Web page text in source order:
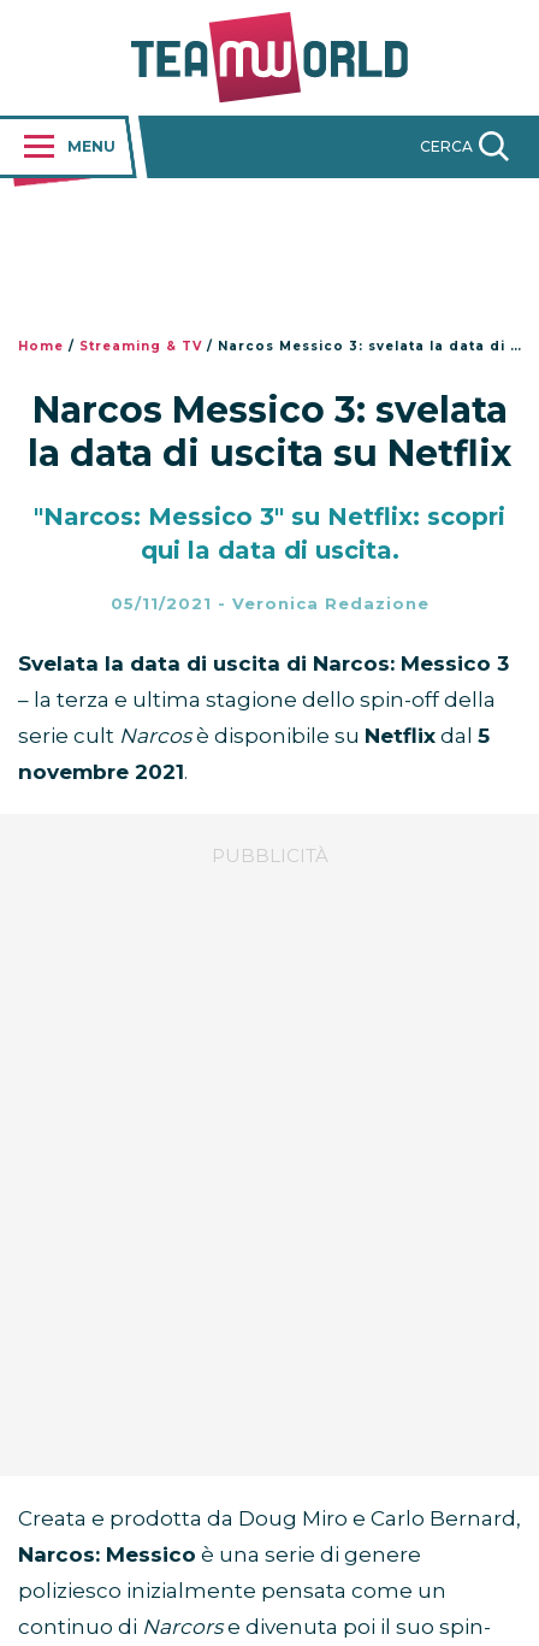
MENU CERCA
Home / Streaming & TV / Narcos Messico 3: svelata la data di uscita su Netflix
Narcos Messico 3: svelata
la data di uscita su Netflix
"Narcos: Messico 3" su Netflix: scopri
qui la data di uscita.
05/11/2021 - Veronica Redazione
Svelata la data di uscita di Narcos: Messico 3
– la terza e ultima stagione dello spin-off della
serie cult Narcosè disponibile su Netflix dal 5
novembre 2021.
Creata e prodotta da Doug Miro e Carlo Bernard,
Narcos: Messico è una serie di genere
poliziesco inizialmente pensata come un
continuo di Narcors e divenuta poi il suo spin-